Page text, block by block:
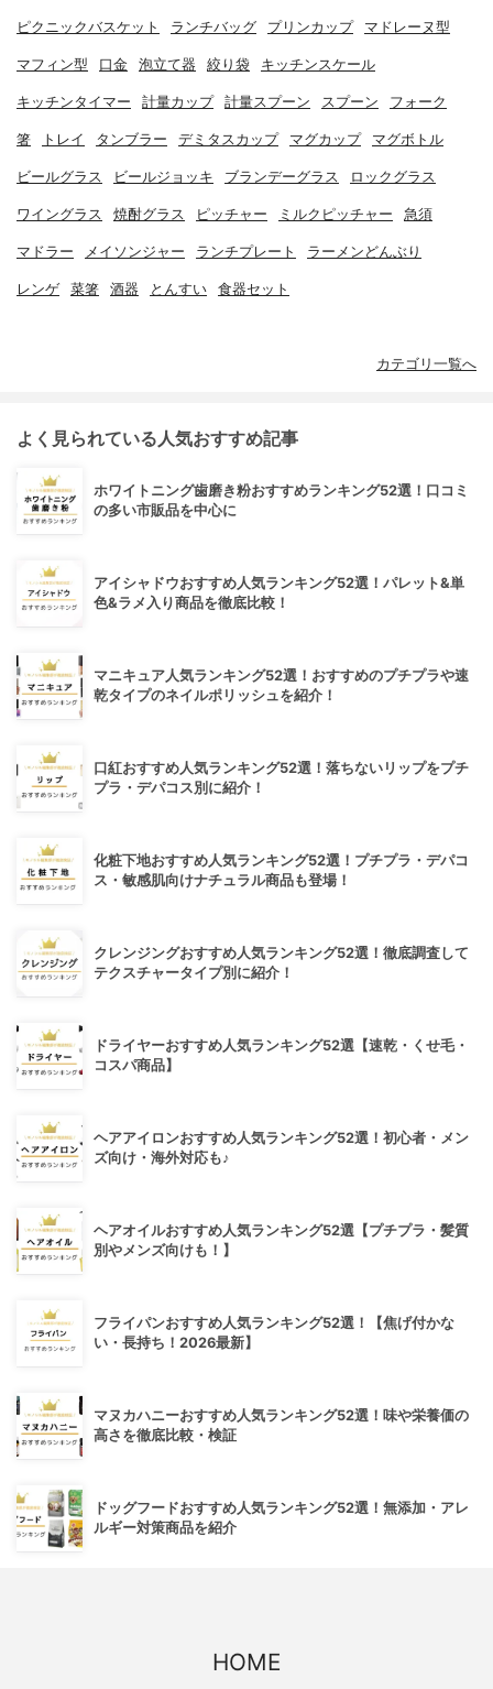
ピクニックバスケット ランチバッグ プリンカップ マドレーヌ型
マフィン型 口金 泡立て器 絞り袋 キッチンスケール
キッチンタイマー 計量カップ 計量スプーン スプーン フォーク
箸 トレイ タンブラー デミタスカップ マグカップ マグボトル
ビールグラス ビールジョッキ ブランデーグラス ロックグラス
ワイングラス 焼酎グラス ピッチャー ミルクピッチャー 急須
マドラー メイソンジャー ランチプレート ラーメンどんぶり
レンゲ 菜箸 酒器 とんすい 食器セット
カテゴリ一覧へ
よく見られている人気おすすめ記事
ホワイトニング歯磨き粉おすすめランキング52選！口コミ
の多い市販品を中心に
アイシャドウおすすめ人気ランキング52選！パレット&単
色&ラメ入り商品を徹底比較！
マニキュア人気ランキング52選！おすすめのプチプラや速
乾タイプのネイルポリッシュを紹介！
口紅おすすめ人気ランキング52選！落ちないリップをプチ
プラ・デパコス別に紹介！
化粧下地おすすめ人気ランキング52選！プチプラ・デパコ
ス・敏感肌向けナチュラル商品も登場！
クレンジングおすすめ人気ランキング52選！徹底調査して
テクスチャータイプ別に紹介！
ドライヤーおすすめ人気ランキング52選【速乾・くせ毛・
コスパ商品】
ヘアアイロンおすすめ人気ランキング52選！初心者・メン
ズ向け・海外対応も♪
ヘアオイルおすすめ人気ランキング52選【プチプラ・髪質
別やメンズ向けも！】
フライパンおすすめ人気ランキング52選！【焦げ付かな
い・長持ち！2026最新】
マヌカハニーおすすめ人気ランキング52選！味や栄養価の
高さを徹底比較・検証
ドッグフードおすすめ人気ランキング52選！無添加・アレ
ルギー対策商品を紹介
HOME